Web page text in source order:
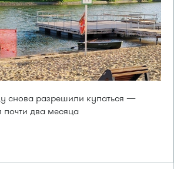
снова разрешили купаться —
почти два месяца